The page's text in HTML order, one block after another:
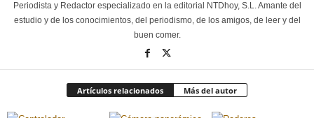
Periodista y Redactor especializado en la editorial NTDhoy, S.L. Amante del
estudio y de los conocimientos, del periodismo, de los amigos, de leer y del
buen comer.
Artículos relacionados Más del autor